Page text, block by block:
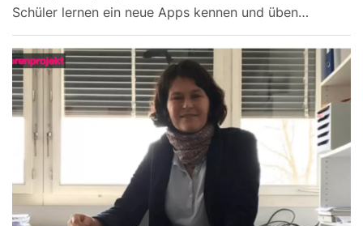
Schüler lernen ein neue Apps kennen und üben…